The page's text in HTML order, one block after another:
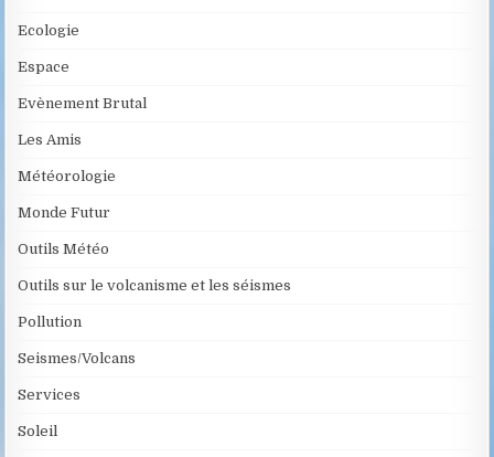
Ecologie
Espace
Evènement Brutal
Les Amis
Météorologie
Monde Futur
Outils Météo
Outils sur le volcanisme et les séismes
Pollution
Seismes/Volcans
Services
Soleil